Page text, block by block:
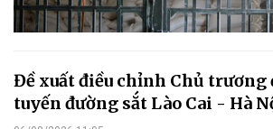
Đề xuất điều chỉnh Chủ trương
tuyến đường sắt Lào Cai - Hà